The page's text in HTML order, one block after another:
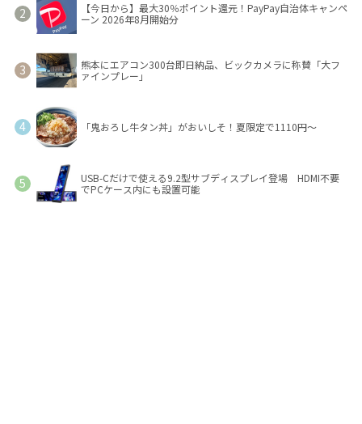
【今日から】最大30％ポイント還元！PayPay自治体キャンペ
ーン 2026年8月開始分
熊本にエアコン300台即日納品、ビックカメラに称賛「大フ
ァインプレー」
「鬼おろし牛タン丼」がおいしそ！夏限定で1110円～
USB-Cだけで使える9.2型サブディスプレイ登場 HDMI不要
でPCケース内にも設置可能